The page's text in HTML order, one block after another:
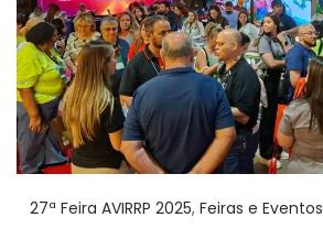
Posted in
27ª Feira AVIRRP 2025, Feiras e Eventos